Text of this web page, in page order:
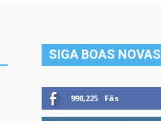
SIGA BOAS NOVAS
998,225 Fãs